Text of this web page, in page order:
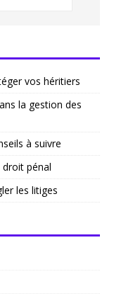
vos héritiers
la gestion des
à suivre
droit pénal
les litiges